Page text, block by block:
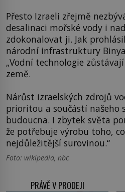
Přesto Izraeli zřejmě
desalinaci mořské vody i
zdokonalovat ji. Jak
národní infrastruktury
„Vodní technologie
země.
Nárůst izraelských zdrojů
prioritou a součástí našeho
budoucna. I zbytek světa
že potřebuje výrobu toho,
nejdůležitější surovinou.“
Foto: wikipedia, nbc
PRÁVĚ V PRODEJI